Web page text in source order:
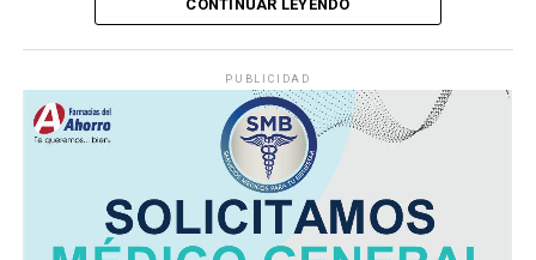
de Plan Alimentario, reconociendo el compromiso y la
beneficio a la población para fortalecer la alimentación
y el desarrollo de las familias.
Asimismo, se informa a las personas beneficiarias que las
entregas continuarán los días jueves 6 y viernes 7 de
agosto, de acuerdo con las sedes, horarios y localidades
que previamente fueron difundidos a través de los
CONTINUAR LEYENDO
PUBLICIDAD